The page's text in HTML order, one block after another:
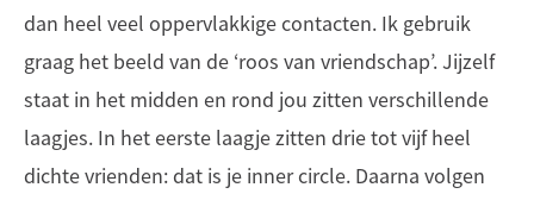
dan heel veel oppervlakkige contacten. Ik gebruik
graag het beeld van de ‘roos van vriendschap’. Jijzelf
staat in het midden en rond jou zitten verschillende
laagjes. In het eerste laagje zitten drie tot vijf heel
dichte vrienden: dat is je inner circle. Daarna volgen